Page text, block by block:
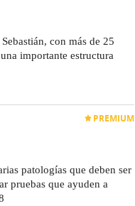
con más de 25
importante estructura
PREMIUM
patologías que deben ser
pruebas que ayuden a